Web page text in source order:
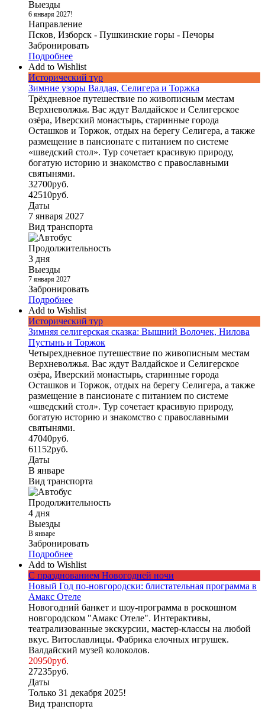
Выезды
6 января 2027!
Направление
Псков, Изборск - Пушкинские горы - Печоры
Забронировать
Подробнее
Add to Wishlist
Исторический тур
Зимние узоры Валдая, Селигера и Торжка
Трёхдневное путешествие по живописным местам
Верхневолжья. Вас ждут Валдайское и Селигерское
озёра, Иверский монастырь, старинные города
Осташков и Торжок, отдых на берегу Селигера, а также
размещение в пансионате с питанием по системе
«шведский стол». Тур сочетает красивую природу,
богатую историю и знакомство с православными
святынями.
32700руб.
42510руб.
Даты
7 января 2027
Вид транспорта
Продолжительность
3 дня
Выезды
7 января 2027
Забронировать
Подробнее
Add to Wishlist
Исторический тур
Зимняя селигерская сказка: Вышний Волочек, Нилова
Пустынь и Торжок
Четырехдневное путешествие по живописным местам
Верхневолжья. Вас ждут Валдайское и Селигерское
озёра, Иверский монастырь, старинные города
Осташков и Торжок, отдых на берегу Селигера, а также
размещение в пансионате с питанием по системе
«шведский стол». Тур сочетает красивую природу,
богатую историю и знакомство с православными
святынями.
47040руб.
61152руб.
Даты
В январе
Вид транспорта
Продолжительность
4 дня
Выезды
В январе
Забронировать
Подробнее
Add to Wishlist
С празднованием Новогодней ночи
Новый Год по-новгородски: блистательная программа в
Амакс Отеле
Новогодний банкет и шоу-программа в роскошном
новгородском "Амакс Отеле". Интерактивы,
театрализованные экскурсии, мастер-классы на любой
вкус. Витославлицы. Фабрика елочных игрушек.
Валдайский музей колоколов.
20950руб.
27235руб.
Даты
Только 31 декабря 2025!
Вид транспорта